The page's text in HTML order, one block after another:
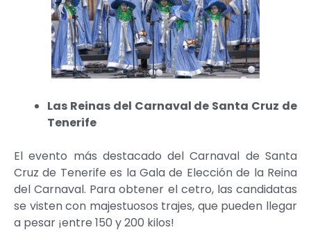
Las Reinas del Carnaval de Santa Cruz de
Tenerife
El evento más destacado del Carnaval de Santa
Cruz de Tenerife es la Gala de Elección de la Reina
del Carnaval. Para obtener el cetro, las candidatas
se visten con majestuosos trajes, que pueden llegar
a pesar ¡entre 150 y 200 kilos!